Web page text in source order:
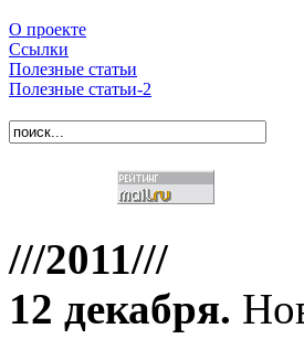
О проекте
Ссылки
Полезные статьи
Полезные статьи-2
///2011///
12 декабря.